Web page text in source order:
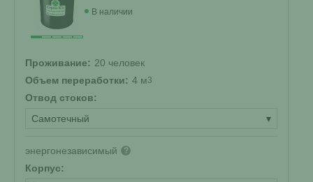
В наличии
Проживание: 20 человек
Объем переработки: 4 м3
Отвод стоков:
Самотечный
▾
энергонезависимый ?
Корпус: